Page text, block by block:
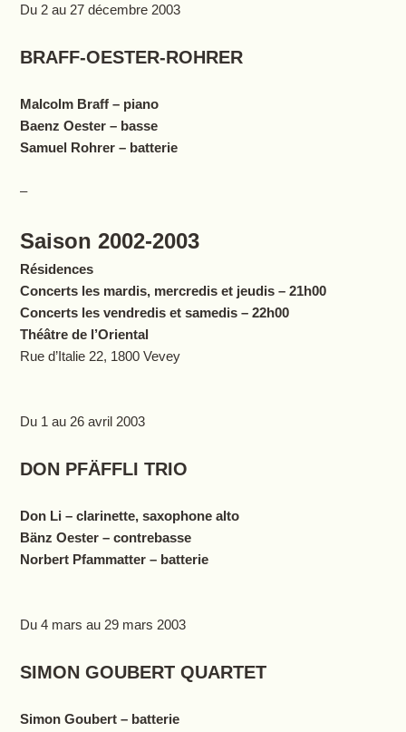
Du 2 au 27 décembre 2003
BRAFF-OESTER-ROHRER
Malcolm Braff – piano
Baenz Oester – basse
Samuel Rohrer – batterie
–
Saison 2002-2003
Résidences
Concerts les mardis, mercredis et jeudis – 21h00
Concerts les vendredis et samedis – 22h00
Théâtre de l’Oriental
Rue d’Italie 22, 1800 Vevey
Du 1 au 26 avril 2003
DON PFÄFFLI TRIO
Don Li – clarinette, saxophone alto
Bänz Oester – contrebasse
Norbert Pfammatter – batterie
Du 4 mars au 29 mars 2003
SIMON GOUBERT QUARTET
Simon Goubert – batterie